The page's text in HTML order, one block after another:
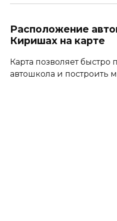
Расположение
Киришах на карте
Карта позволяет быстро
автошкола и построить